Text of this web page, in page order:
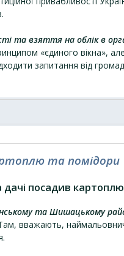
та взяття на облік в
«єдиного вікна»,
запитання від
та помідори
посадив
та Шишацькому
вважають,